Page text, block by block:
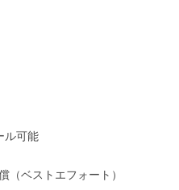
ル可能
（ベストエフォート）